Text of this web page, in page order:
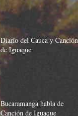
Diario del Cauca y Canción
de Iguaque
Bucaramanga habla de
Canción de Iguaque